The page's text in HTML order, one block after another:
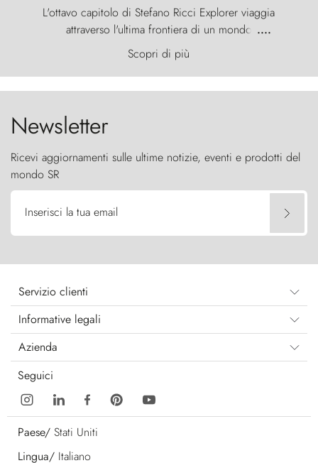
L'ottavo capitolo di Stefano Ricci Explorer viaggia
attraverso l'ultima frontiera di un mondo
primordiale, dove il vento scolpisce la natura con
furia ancestrale e le Torres del Paine sfidano il
cielo come sentinelle di pietra.
....
Scopri di più
Newsletter
Ricevi aggiornamenti sulle ultime notizie, eventi e prodotti del
mondo SR
Inserisci la tua email
Servizio clienti
Informative legali
Azienda
Seguici
Paese/ Stati Uniti
Lingua/ Italiano